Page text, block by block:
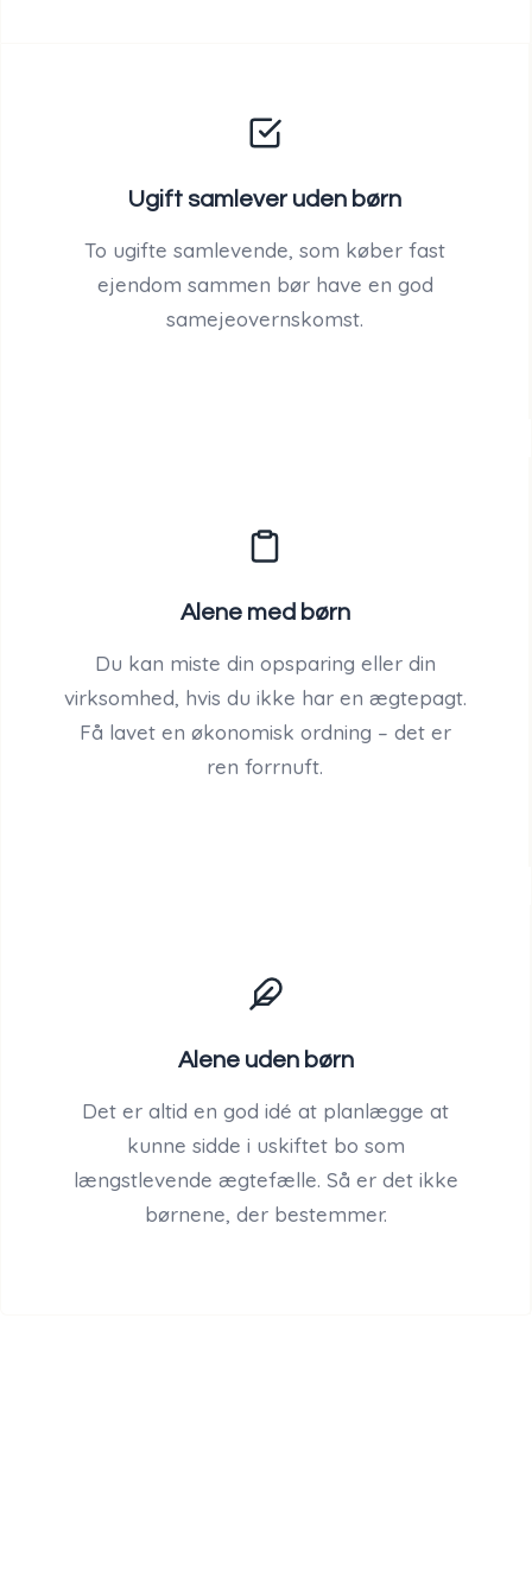
Ugift samlever uden børn
To ugifte samlevende, som køber fast
ejendom sammen bør have en god
samejeovernskomst.
Alene med børn
Du kan miste din opsparing eller din
virksomhed, hvis du ikke har en ægtepagt.
Få lavet en økonomisk ordning – det er
ren forrnuft.
Alene uden børn
Det er altid en god idé at planlægge at
kunne sidde i uskiftet bo som
længstlevende ægtefælle. Så er det ikke
børnene, der bestemmer.